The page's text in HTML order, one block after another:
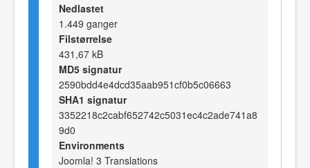
Nedlastet
1.449 ganger
Filstørrelse
431,67 kB
MD5 signatur
2590bdd4e4dcd35aab951cf0b5c06663
SHA1 signatur
3352218c2cabf652742c5031ec4c2ade741a8
9d0
Environments
Joomla! 3 Translations